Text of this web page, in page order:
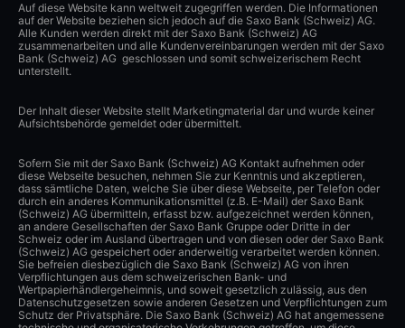
Auf diese Website kann weltweit zugegriffen werden. Die Informationen
auf der Website beziehen sich jedoch auf die Saxo Bank (Schweiz) AG.
Alle Kunden werden direkt mit der Saxo Bank (Schweiz) AG
zusammenarbeiten und alle Kundenvereinbarungen werden mit der Saxo
Bank (Schweiz) AG geschlossen und somit schweizerischem Recht
unterstellt.
Der Inhalt dieser Website stellt Marketingmaterial dar und wurde keiner
Aufsichtsbehörde gemeldet oder übermittelt.
Sofern Sie mit der Saxo Bank (Schweiz) AG Kontakt aufnehmen oder
diese Webseite besuchen, nehmen Sie zur Kenntnis und akzeptieren,
dass sämtliche Daten, welche Sie über diese Webseite, per Telefon oder
durch ein anderes Kommunikationsmittel (z.B. E-Mail) der Saxo Bank
(Schweiz) AG übermitteln, erfasst bzw. aufgezeichnet werden können,
an andere Gesellschaften der Saxo Bank Gruppe oder Dritte in der
Schweiz oder im Ausland übertragen und von diesen oder der Saxo Bank
(Schweiz) AG gespeichert oder anderweitig verarbeitet werden können.
Sie befreien diesbezüglich die Saxo Bank (Schweiz) AG von ihren
Verpflichtungen aus dem schweizerischen Bank- und
Wertpapierhändlergeheimnis, und soweit gesetzlich zulässig, aus den
Datenschutzgesetzen sowie anderen Gesetzen und Verpflichtungen zum
Schutz der Privatsphäre. Die Saxo Bank (Schweiz) AG hat angemessene